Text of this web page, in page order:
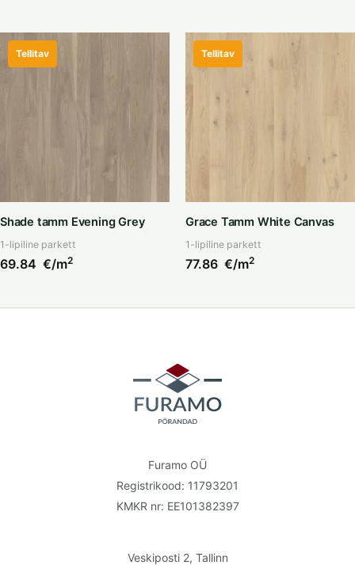
Tellitav
Shade tamm Evening Grey
1-lipiline parkett
69.84 €/m2
Tellitav
Grace Tamm White Canvas
1-lipiline parkett
77.86 €/m2
Furamo OÜ
Registrikood: 11793201
KMKR nr: EE101382397
Veskiposti 2, Tallinn